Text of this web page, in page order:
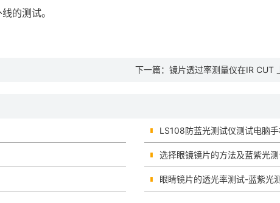
的测试。
下一篇： 镜片透过率测量仪在IR CUT
LS108防蓝光测试仪测试电脑
选择眼镜镜片的方法及蓝紫光
眼睛镜片的透光率测试-蓝紫光